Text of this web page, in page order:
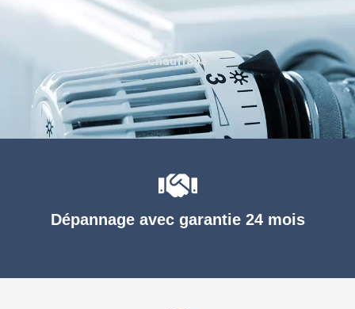
Dépannage avec garantie 24 mois
Chauffage